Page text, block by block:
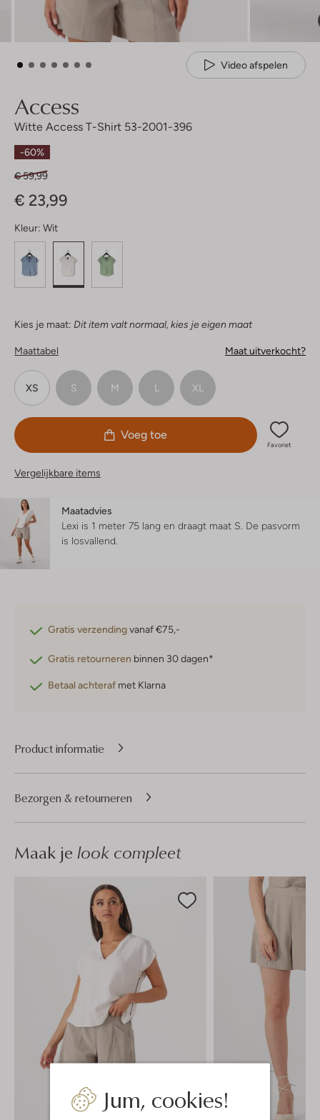
Jum, cookies!
Video afspelen
Access
Witte Access T-Shirt 53-2001-396
-60%
€ 59,99
€ 23,99
Kleur: Wit
Kies je maat: Dit item valt normaal, kies je eigen maat
Maattabel Maat uitverkocht?
XS S M L XL
Voeg toe
Favoriet
Vergelijkbare items
Maatadvies
Lexi is 1 meter 75 lang en draagt maat S. De pasvorm
is losvallend
Gratis verzendingvanaf €75,-
Gratis retourneren binnen 30 dagen*
Betaal achteraf met Klarna
Product informatie
Bezorgen & retourneren
Maak je look compleet